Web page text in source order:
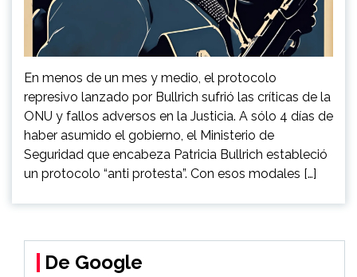
En menos de un mes y medio, el protocolo
represivo lanzado por Bullrich sufrió las críticas de la
ONU y fallos adversos en la Justicia. A sólo 4 días de
haber asumido el gobierno, el Ministerio de
Seguridad que encabeza Patricia Bullrich estableció
un protocolo “anti protesta”. Con esos modales […]
De Google